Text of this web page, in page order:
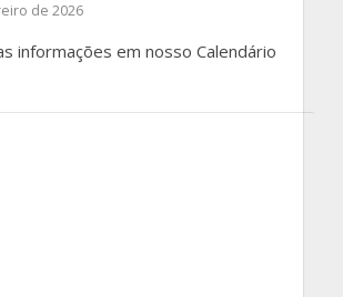
de 2026
informações em nosso Calendário